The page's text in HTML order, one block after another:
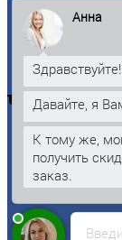
Новости
Личный
Оформление
Оплата
Черный
Арматура
Двутавровая
Квадрат
Лист
Проволока
Анна
Давайте, я
К тому же,
получить
заказ.